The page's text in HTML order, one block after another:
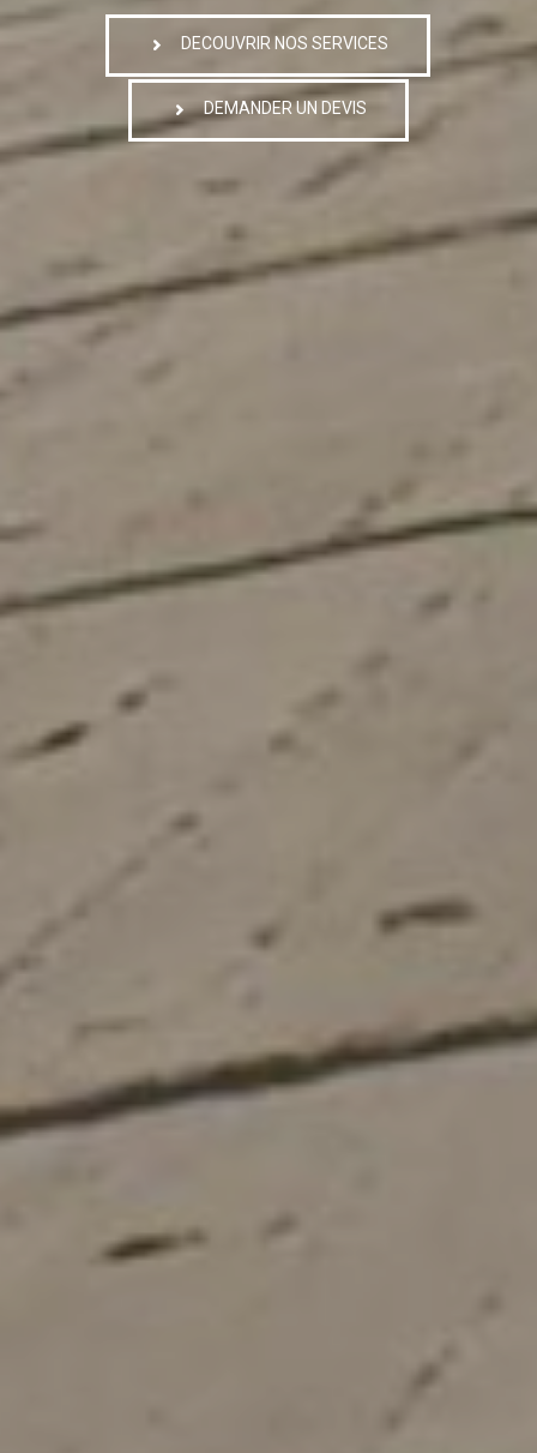
DECOUVRIR NOS SERVICES
DEMANDER UN DEVIS